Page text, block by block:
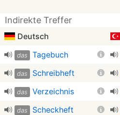
Indirekte Treffer
Deutsch
das Tagebuch
das Schreibheft
das Verzeichnis
das Scheckheft